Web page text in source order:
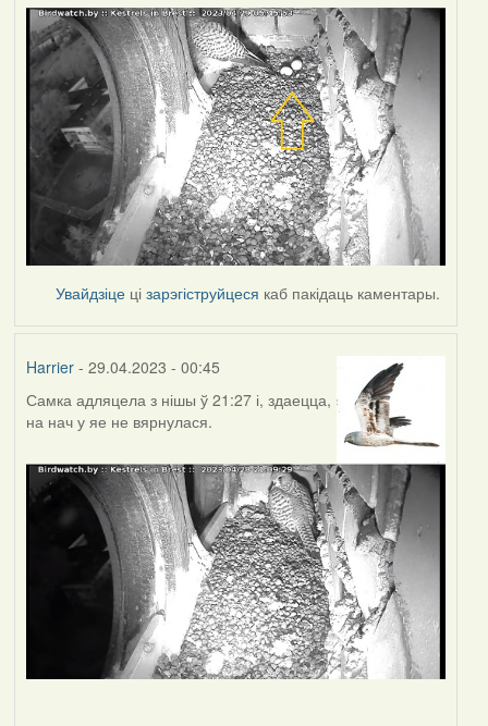
Увайдзіце цізарэгіструйцеся каб пакідаць каментары.
Harrier- 29.04.2023 - 00:45
Самка адляцела з нішы ў 21:27 і, здаецца,
на нач у яе не вярнулася.